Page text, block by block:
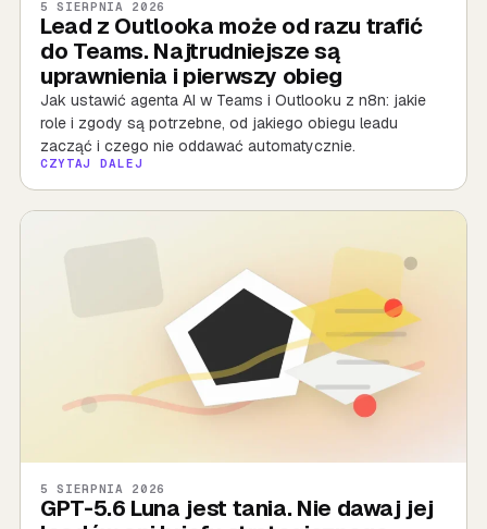
Lead z Outlooka może od razu trafić
do Teams. Najtrudniejsze są
uprawnienia i pierwszy obieg
5 SIERPNIA 2026
Jak ustawić agenta AI w Teams i Outlooku z n8n: jakie
role i zgody są potrzebne, od jakiego obiegu leadu
zacząć i czego nie oddawać automatycznie.
CZYTAJ DALEJ
GPT-5.6 Luna jest tania. Nie dawaj jej
5 SIERPNIA 2026